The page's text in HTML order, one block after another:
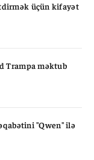
üçün kifayət
Trampa məktub
"Qwen" ilə